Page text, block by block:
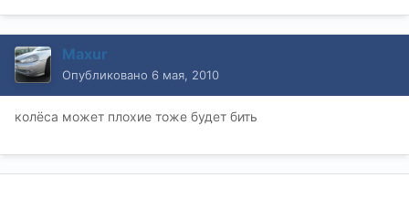
Maxur
Опубликовано 6 мая, 2010
колёса может плохие тоже будет бить